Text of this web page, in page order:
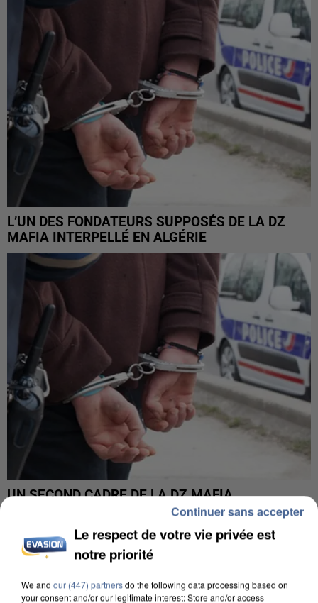
L’UN DES FONDATEURS SUPPOSÉS DE LA DZ
MAFIA INTERPELLÉ EN ALGÉRIE
UN SECOND CADRE DE LA DZ MAFIA
Le respect de votre vie privée est
notre priorité
We and our (447) partnersdo the following data processing based on
your consent and/or our legitimate interest: Store and/or access
Continuer sans accepter